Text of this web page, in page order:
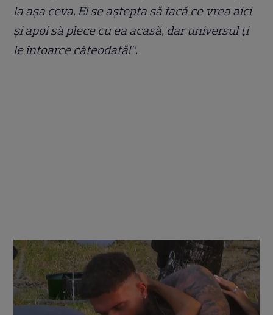
la aşa ceva. El se aştepta să facă ce vrea aici
şi apoi să plece cu ea acasă, dar universul ţi
le întoarce câteodată!”.